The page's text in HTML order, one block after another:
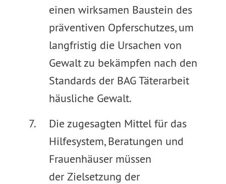
einen wirksamen Baustein des
präventiven Opferschutzes, um
langfristig die Ursachen von
Gewalt zu bekämpfen nach den
Standards der BAG Täterarbeit
häusliche Gewalt.
Die zugesagten Mittel für das
Hilfesystem, Beratungen und
Frauenhäuser müssen
der Zielsetzung der